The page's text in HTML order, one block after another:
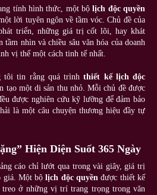
tính hình thức, một bộlịch độc quyền
lời tuyên ngôn về tầm vóc. Chủ đề của
triển, những giá trị cốt lõi, hay khát
nhìn và chiều sâu văn hóa của doanh
vị thế một cách tinh tế nhất.
tôi tin rằng quá trìnhthiết kế lịch độc
tạo một di sản thu nhỏ. Mỗi chủ đề được
được nghiên cứu kỹ lưỡng để đảm bảo
là một câu chuyện thương hiệu đầy tự
Hiện Diện Suốt 365 Ngày
cáo chỉ lướt qua trong vài giây, giá trị
giá. Một bộlịch độc quyền được thiết kế
treo ở những vị trí trang trọng trong văn